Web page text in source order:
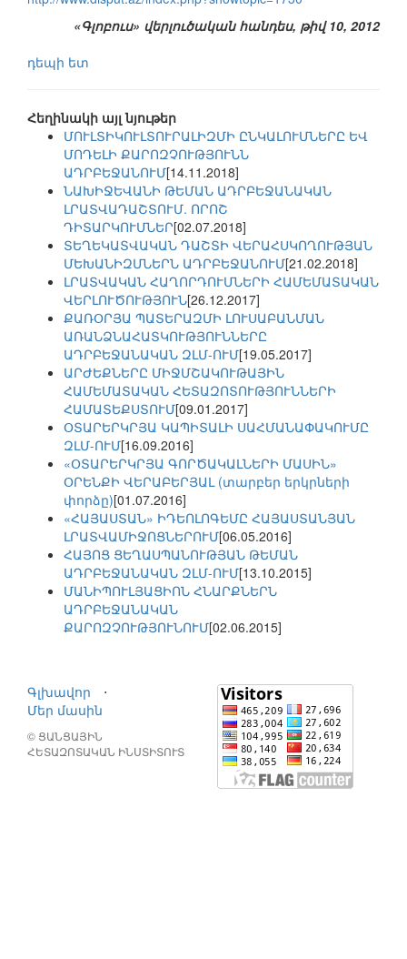
«Գլոբուս» վերլուծական հանդես, թիվ 10, 2012
դեպի ետ
Հեղինակի այլ նյութեր
ՄՈՒԼՏԻԿՈՒԼՏՈՒՐԱԼԻԶՄԻ ԸՆԿԱԼՈՒՄՆԵՐԸ ԵՎ
ՄՈԴԵԼԻ ՔԱՐՈԶՉՈՒԹՅՈՒՆՆ
ԱԴՐԲԵՋԱՆՈՒՄ[14.11.2018]
ՆԱԽԻՋԵՎԱՆԻ ԹԵՄԱՆ ԱԴՐԲԵՋԱՆԱԿԱՆ
ԼՐԱՏՎԱԴԱՇՏՈՒՄ. ՈՐՈՇ
ԴԻՏԱՐԿՈՒՄՆԵՐ[02.07.2018]
ՏԵՂԵԿԱՏՎԱԿԱՆ ԴԱՇՏԻ ՎԵՐԱՀՍԿՈՂՈՒԹՅԱՆ
ՄԵԽԱՆԻԶՄՆԵՐՆ ԱԴՐԲԵՋԱՆՈՒՄ[21.02.2018]
ԼՐԱՏՎԱԿԱՆ ՀԱՂՈՐԴՈՒՄՆԵՐԻ ՀԱՄԵՄԱՏԱԿԱՆ
ՎԵՐԼՈՒԾՈՒԹՅՈՒՆ[26.12.2017]
ՔԱՌՕՐՅԱ ՊԱՏԵՐԱԶՄԻ ԼՈՒՍԱԲԱՆՄԱՆ
ԱՌԱՆՁՆԱՀԱՏԿՈՒԹՅՈՒՆՆԵՐԸ
ԱԴՐԲԵՋԱՆԱԿԱՆ ԶԼՄ-ՈՒՄ[19.05.2017]
ԱՐԺԵՔՆԵՐԸ ՄԻՋՄՇԱԿՈՒԹԱՅԻՆ
ՀԱՄԵՄԱՏԱԿԱՆ ՀԵՏԱԶՈՏՈՒԹՅՈՒՆՆԵՐԻ
ՀԱՄԱՏԵՔՍՏՈՒՄ[09.01.2017]
ՕՏԱՐԵՐԿՐՅԱ ԿԱՊԻՏԱԼԻ ՍԱՀՄԱՆԱՓԱԿՈՒՄԸ
ԶԼՄ-ՈՒՄ[16.09.2016]
«ՕՏԱՐԵՐԿՐՅԱ ԳՈՐԾԱԿԱԼՆԵՐԻ ՄԱՍԻՆ»
ՕՐԵՆՔԻ ՎԵՐԱԲԵՐՅԱԼ (տարբեր երկրների
փորձը)[01.07.2016]
«ՀԱՅԱՍՏԱՆ» ԻԴԵՈԼՈԳԵՄԸ ՀԱՅԱՍՏԱՆՅԱՆ
ԼՐԱՏՎԱՄԻՋՈՑՆԵՐՈՒՄ[06.05.2016]
ՀԱՅՈՑ ՑԵՂԱՍՊԱՆՈՒԹՅԱՆ ԹԵՄԱՆ
ԱԴՐԲԵՋԱՆԱԿԱՆ ԶԼՄ-ՈՒՄ[13.10.2015]
ՄԱՆԻՊՈՒԼՅԱՑԻՈՆ ՀՆԱՐՔՆԵՐՆ
ԱԴՐԲԵՋԱՆԱԿԱՆ
ՔԱՐՈԶՉՈՒԹՅՈՒՆՈՒՄ[02.06.2015]
Գլխավոր
⋅
Մեր մասին
© ՑԱՆՑԱՅԻՆ
ՀԵՏԱԶՈՏԱԿԱՆ ԻՆՍՏԻՏՈՒՏ